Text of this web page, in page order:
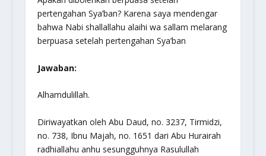
pertengahan Sya’ban? Karena saya mendengar
bahwa Nabi shallallahu alaihi wa sallam melarang
berpuasa setelah pertengahan Sya’ban
Jawaban:
Alhamdulillah.
Diriwayatkan oleh Abu Daud, no. 3237, Tirmidzi,
no. 738, Ibnu Majah, no. 1651 dari Abu Hurairah
radhiallahu anhu sesungguhnya Rasulullah